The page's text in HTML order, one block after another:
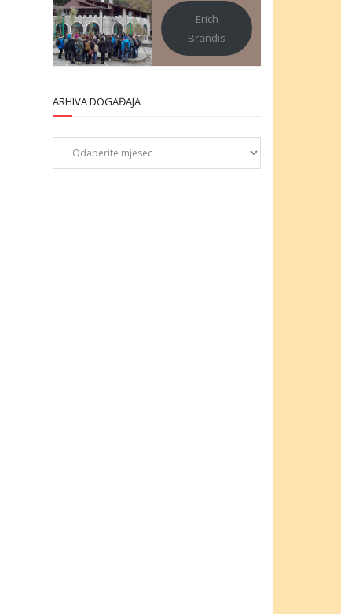
Erich
Brandis
ARHIVA DOGAĐAJA
Arhiva
događaja